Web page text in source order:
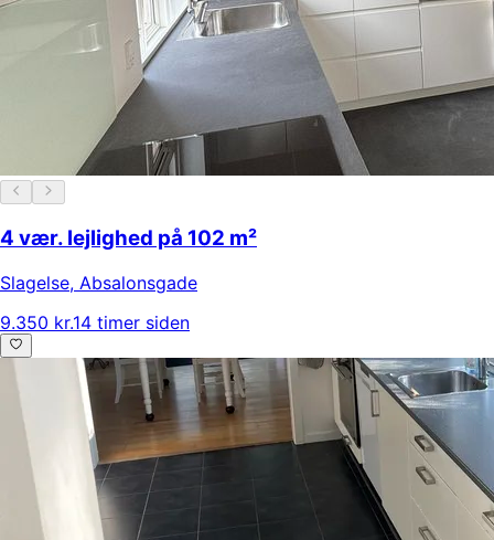
4 vær. lejlighed på 102 m²
Slagelse, Absalonsgade
9.350 kr.14 timer siden